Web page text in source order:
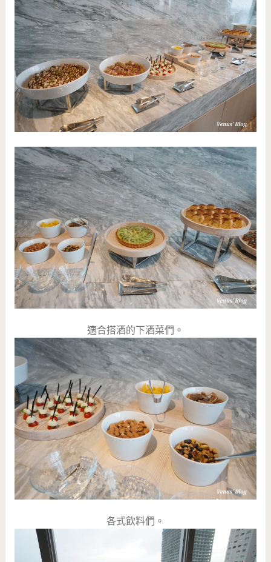
適合搭酒的下酒菜們。
各式飲料們。